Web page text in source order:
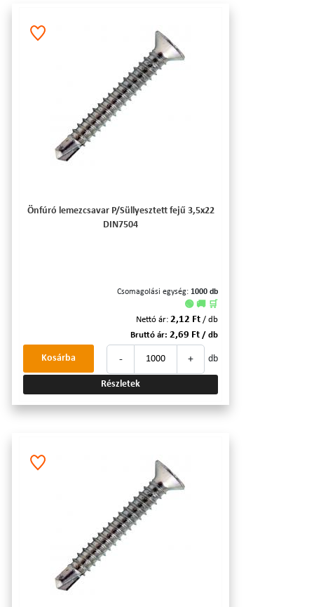
Önfúró lemezcsavar P/Süllyesztett fejű 3,5x22
DIN7504
Csomagolási egység: 1000 db
🟢 🚚 🛒
Nettó ár: 2,12 Ft / db
Bruttó ár: 2,69 Ft / db
- + db
Kosárba
Részletek